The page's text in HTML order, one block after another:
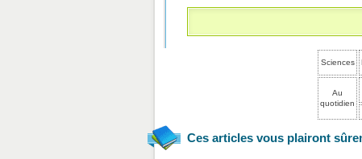
Sciences
Au
quotidien
Ces articles vous plairont